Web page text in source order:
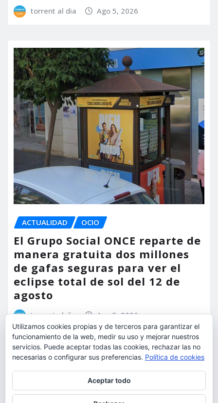
torrent al dia Ago 5, 2026
ACTUALIDAD OCIO
El Grupo Social ONCE reparte de
manera gratuita dos millones
de gafas seguras para ver el
eclipse total de sol del 12 de
agosto
torrent al dia Ago 5, 2026
Utilizamos cookies propias y de terceros para garantizar el
funcionamiento de la web, medir su uso y mejorar nuestros
servicios. Puede aceptar todas las cookies, rechazar las no
necesarias o configurar sus preferencias. Política de cookies
Aceptar todo
Para obtener más información, incluido cómo gestionar las cookies,